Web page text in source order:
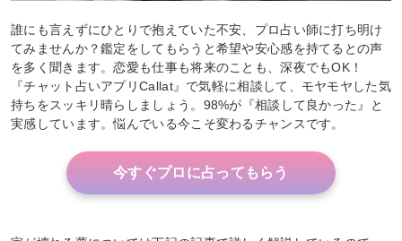
誰にも言えずにひとりで抱えていた不安、プロ占い師に打ち明け
てみませんか？鑑定をしてもらうと希望や安心感を持てるとの声
を多く聞きます。恋愛も仕事も将来のことも、深夜でもOK！
『チャット占いアプリCallat』で気軽に相談して、モヤモヤした気
持ちをスッキリ晴らしましょう。98%が『相談して良かった』と
実感しています。悩んでいる今こそ変わるチャンスです。
今すぐプロに占ってもらう